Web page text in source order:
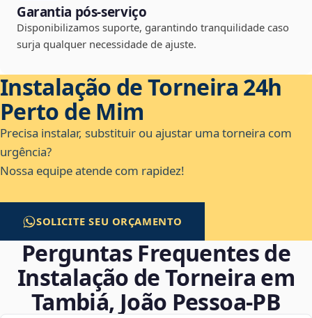
Garantia pós-serviço
Disponibilizamos suporte, garantindo tranquilidade caso
surja qualquer necessidade de ajuste.
Instalação de Torneira 24h
Perto de Mim
Precisa instalar, substituir ou ajustar uma torneira com
urgência?
Nossa equipe atende com rapidez!
SOLICITE SEU ORÇAMENTO
Perguntas Frequentes de
Instalação de Torneira em
Tambiá, João Pessoa‑PB